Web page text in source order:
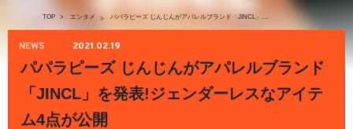
TOP > エンタメ > パパラピーズ じんじんがアパレルブランド「JINCL」を発表!ジェンダーレスなアイテム4点が公開
NEWS 2021.02.19
パパラピーズ じんじんがアパレルブランド
「JINCL」を発表!ジェンダーレスなアイテ
ム4点が公開